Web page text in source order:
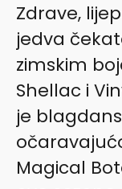
Zdrave,
jedva
zimskim
Shellac i
je
Magical